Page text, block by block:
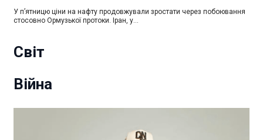
У п’ятницю ціни на нафту продовжували зростати через побоювання
стосовно Ормузької протоки. Іран, у…
Світ
Війна